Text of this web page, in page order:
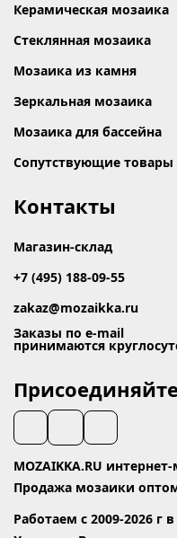
Керамическая мозаика
Стеклянная мозаика
Мозаика из камня
Зеркальная мозаика
Мозаика для бассейна
Сопутствующие товары
Контакты
Магазин-склад
+7 (495) 188-09-55
zakaz@mozaikka.ru
Заказы по e-mail
принимаются
MOZAIKKA.RU
Продажа мозаики
Работаем с 2009-2026 г